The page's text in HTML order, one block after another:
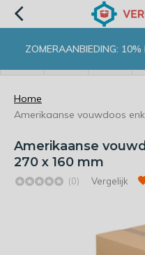
ZOMERAANBIEDING:
Home
Amerikaanse vouwdoos
Amerikaanse
270 x 160 mm
(0) Vergelijk